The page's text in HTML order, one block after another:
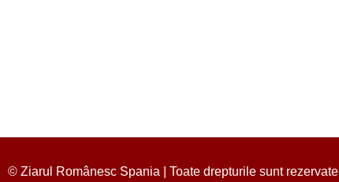
© Ziarul Românesc Spania | Toate drepturile sunt rezervate